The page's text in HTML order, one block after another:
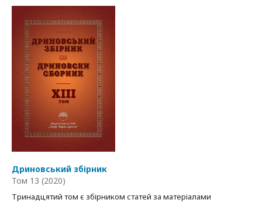
Дриновський збірник
Том 13 (2020)
Тринадцятий том є збірником статей за матеріалами